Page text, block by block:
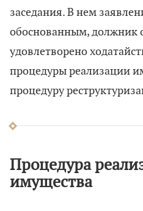
заседания. В нем
обоснованным, должник
удовлетворено
процедуры реализации
процедуру
Процедура
имущества